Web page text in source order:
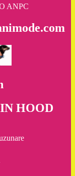
ANPC
HOOD